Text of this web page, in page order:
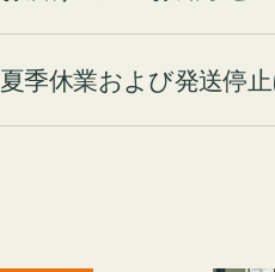
夏季休業および発送停